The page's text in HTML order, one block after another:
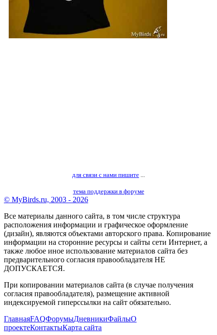
для связи с нами пишите ...
тема поддержки в форуме
© MyBirds.ru, 2003 - 2026
Все материалы данного сайта, в том числе структура
расположения информации и графическое оформление
(дизайн), являются объектами авторского права. Копирование
информации на сторонние ресурсы и сайты сети Интернет, а
также любое иное использование материалов сайта без
предварительного согласия правообладателя НЕ
ДОПУСКАЕТСЯ.
При копировании материалов сайта (в случае получения
согласия правообладателя), размещение активной
индексируемой гиперссылки на сайт обязательно.
ГлавнаяFAQФорумыДневникиФайлыО
проектеКонтактыКарта сайта